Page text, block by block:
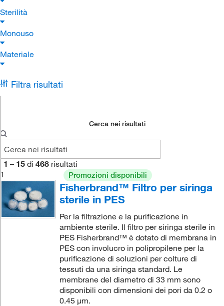
Sterilità
Monouso
Materiale
Filtra risultati
Cerca nei risultati
1 – 15 di 468 risultati
1
Promozioni disponibili
Fisherbrand™ Filtro per siringa
sterile in PES
Per la filtrazione e la purificazione in
ambiente sterile. Il filtro per siringa sterile in
PES Fisherbrand™ è dotato di membrana in
PES con involucro in polipropilene per la
purificazione di soluzioni per colture di
tessuti da una siringa standard. Le
membrane del diametro di 33 mm sono
disponibili con dimensioni dei pori da 0.2 o
0.45 μm.